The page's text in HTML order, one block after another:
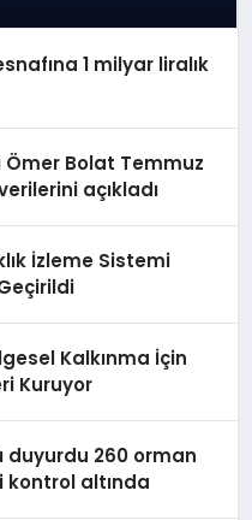
1 milyar liralık
Ömer Bolat Temmuz
açıkladı
İzleme Sistemi
Kalkınma İçin
Kuruyor
duyurdu 260 orman
kontrol altında